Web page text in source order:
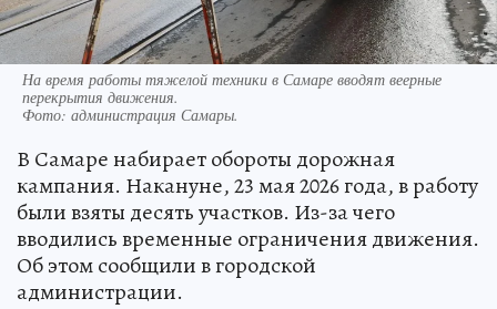
На время работы тяжелой техники в Самаре вводят веерные
перекрытия движения.
Фото: администрация Самары.
В Самаре набирает обороты дорожная
кампания. Накануне, 23 мая 2026 года, в работу
были взяты десять участков. Из-за чего
вводились временные ограничения движения.
Об этом сообщили в городской
администрации.